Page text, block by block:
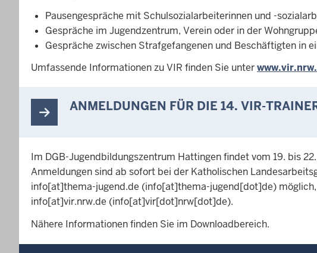
Pausengespräche mit Schulsozialarbeiterinnen und -
Gespräche im Jugendzentrum, Verein oder in der
Gespräche zwischen Strafgefangenen und Beschäftigten in
Umfassende Informationen zu VIR finden Sie unter
ANMELDUNGEN FÜR DIE 14. VIR-
Im DGB-Jugendbildungszentrum Hattingen findet vom 19. bis
Anmeldungen sind ab sofort bei der Katholischen
info[at]thema-jugend.de (info[at]thema-jugend[dot]de)
info[at]vir.nrw.de (info[at]vir[dot]nrw[dot]de).
Nähere Informationen finden Sie im Downloadbereich.